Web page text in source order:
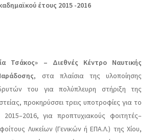
έτους 2015 -2016
Τσάκος» – Διεθνές Κέντρο Ναυτικής
, στα πλαίσια της υλοποίησης
του για πολύπλευρη στήριξη της
προκηρύσσει τρεις υποτροφίες για το
για προπτυχιακούς φοιτητές–
Λυκείων (Γενικών ή ΕΠΑ.Λ.) της Χίου,